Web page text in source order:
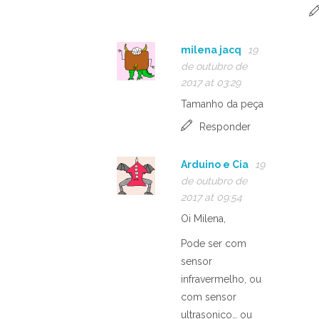
milena jacq
19
de outubro de
2017 at 03:29
Tamanho da peça
Responder
Arduino e Cia
19
de outubro de
2017 at 09:54
Oi Milena,
Pode ser com
sensor
infravermelho, ou
com sensor
ultrasonico… ou